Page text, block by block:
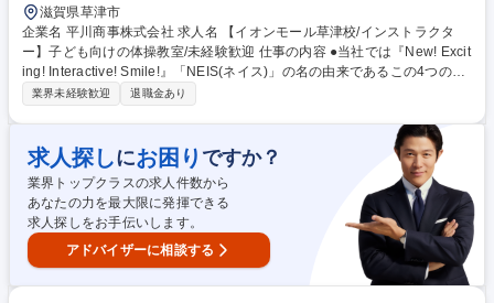
滋賀県草津市
企業名 平川商事株式会社 求人名 【イオンモール草津校/インストラクタ
ー】子ども向けの体操教室/未経験歓迎 仕事の内容 ●当社では『New! Excit
ing! Interactive! Smile!』「NEIS(ネイス)」の名の由来であるこの4つのキ
ーワードを合言葉に、心と体の健康作りのお手伝いをしております。 【具
の運営・管理 ■スタッフの管理や人材育成 ★幼児から小学生までの児童を
メインとした体操教室で、指導から教室運営まで幅広く活躍することがで
きます。ネイス本部の研修プログラムがあるので、未経験の方でも無理な
く業務が覚えられる環境です。 募集職種 【イオンモール草津校/インスト
ラクター】子ども向けの体操教室/未経験歓迎
業界未経験歓迎 退職金あり
求人探しにお困り ですか？
業界トップクラスの求人件数から
あなたの力を最大限に発揮できる
求人探しをお手伝いします。
アドバイザーに相談する